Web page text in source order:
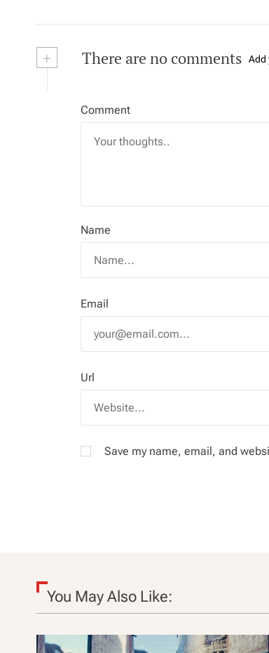
+ There are no comments Add
Comment
Name
Email
Url
Save my name, email, and
You May Also Like: